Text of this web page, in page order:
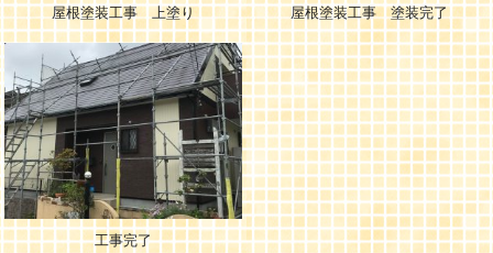
屋根塗装工事 上塗り 屋根塗装工事 塗装完了
工事完了